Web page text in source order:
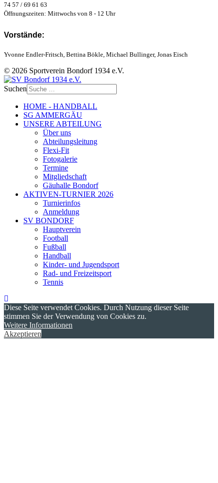
74 57 / 69 61 63
Öffnungszeiten: Mittwochs von 8 - 12 Uhr
Vorstände:
Yvonne Endler-Fritsch, Bettina Bökle, Michael Bullinger, Jonas Eisch
© 2026 Sportverein Bondorf 1934 e.V.
Suchen
HOME - HANDBALL
SG AMMERGÄU
UNSERE ABTEILUNG
Über uns
Abteilungsleitung
Flexi-Fit
Fotogalerie
Termine
Mitgliedschaft
Gäuhalle Bondorf
AKTIVEN-TURNIER 2026
Turnierinfos
Anmeldung
SV BONDORF
Hauptverein
Football
Fußball
Handball
Kinder- und Jugendsport
Rad- und Freizeitsport
Tennis
Diese Seite verwendet Cookies. Durch Nutzung dieser Seite
stimmen Sie der Verwendung von Cookies zu.
Weitere Informationen
Akzeptieren